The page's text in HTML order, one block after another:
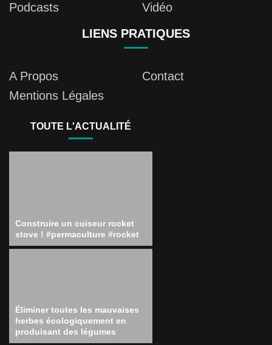
Podcasts
Vidéo
LIENS PRATIQUES
A Propos
Contact
Mentions Légales
TOUTE L'ACTUALITÉ
Construire un cuiseur rocket
stove ! #permaculture #rocket
Éliminer toutes les mauvaises
herbes écologiquement en
produisant des légumes